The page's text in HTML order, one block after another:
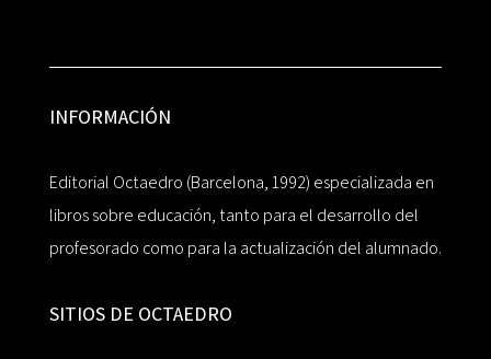
INFORMACIÓN
Editorial Octaedro (Barcelona, 1992) especializada en
libros sobre educación, tanto para el desarrollo del
profesorado como para la actualización del alumnado.
SITIOS DE OCTAEDRO